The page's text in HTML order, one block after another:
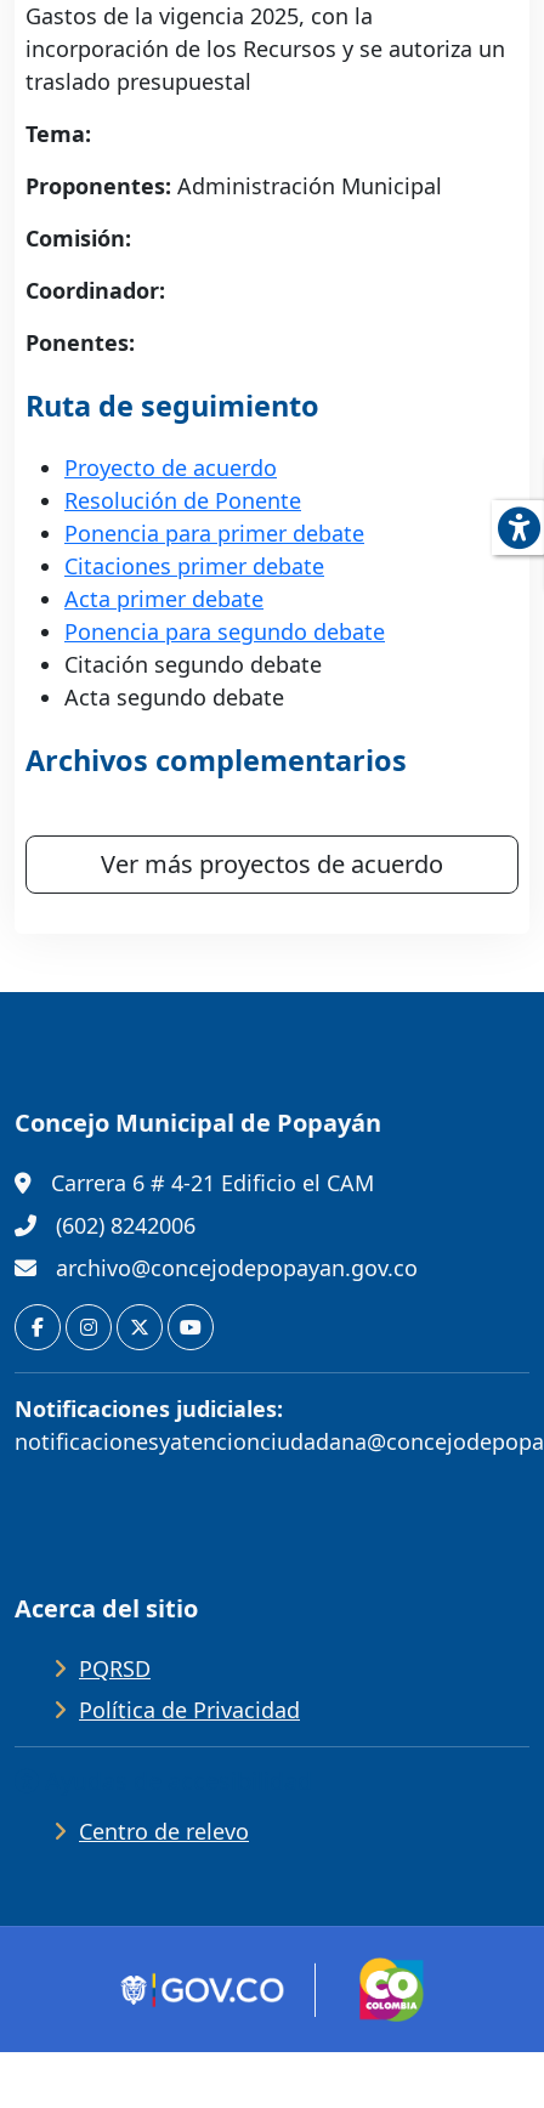
Gastos de la vigencia 2025, con la
incorporación de los Recursos y se autoriza un
traslado presupuestal
Tema:
Proponentes: Administración Municipal
Comisión:
Coordinador:
Ponentes:
Ruta de seguimiento
Proyecto de acuerdo
Resolución de Ponente
Ponencia para primer debate
Citaciones primer debate
Acta primer debate
Ponencia para segundo debate
Citación segundo debate
Acta segundo debate
Archivos complementarios
Ver más proyectos de acuerdo
Concejo Municipal de Popayán
Carrera 6 # 4-21 Edificio el CAM
(602) 8242006
archivo@concejodepopayan.gov.co
Notificaciones judiciales:
Acerca del sitio
PQRSD
Política de Privacidad
Centro de relevo